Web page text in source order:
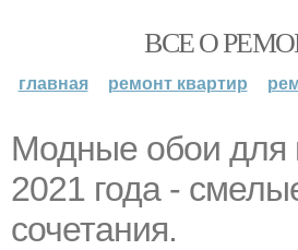
ВСЕ О
главная ремонт квартир
Модные обои для
2021 года -
сочетания.